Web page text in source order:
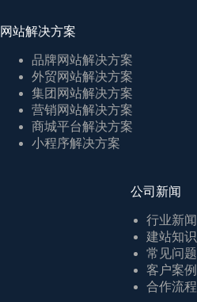
网站解决方案
品牌网站解决方案
外贸网站解决方案
集团网站解决方案
营销网站解决方案
商城平台解决方案
小程序解决方案
公司新闻
行业新闻
建站知识
常见问题
客户案例
合作流程